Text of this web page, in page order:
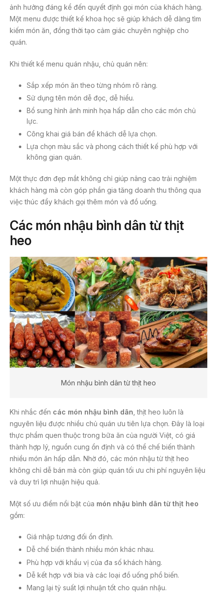
ảnh hưởng đáng kể đến quyết định gọi món của khách hàng.
Một menu được thiết kế khoa học sẽ giúp khách dễ dàng tìm
kiếm món ăn, đồng thời tạo cảm giác chuyên nghiệp cho
quán.
Khi thiết kế menu quán nhậu, chủ quán nên:
Sắp xếp món ăn theo từng nhóm rõ ràng.
Sử dụng tên món dễ đọc, dễ hiểu.
Bổ sung hình ảnh minh họa hấp dẫn cho các món chủ
lực.
Công khai giá bán để khách dễ lựa chọn.
Lựa chọn màu sắc và phong cách thiết kế phù hợp với
không gian quán.
Một thực đơn đẹp mắt không chỉ giúp nâng cao trải nghiệm
khách hàng mà còn góp phần gia tăng doanh thu thông qua
việc thúc đẩy khách gọi thêm món và đồ uống.
Các món nhậu bình dân từ thịt
heo
Món nhậu bình dân từ thịt heo
Khi nhắc đến các món nhậu bình dân , thịt heo luôn là
nguyên liệu được nhiều chủ quán ưu tiên lựa chọn. Đây là loại
thực phẩm quen thuộc trong bữa ăn của người Việt, có giá
thành hợp lý, nguồn cung ổn định và có thể chế biến thành
nhiều món ăn hấp dẫn. Nhờ đó, các món nhậu từ thịt heo
không chỉ dễ bán mà còn giúp quán tối ưu chi phí nguyên liệu
và duy trì lợi nhuận hiệu quả.
Một số ưu điểm nổi bật của món nhậu bình dân từ thịt heo
gồm:
Giá nhập tương đối ổn định.
Dễ chế biến thành nhiều món khác nhau.
Phù hợp với khẩu vị của đa số khách hàng.
Dễ kết hợp với bia và các loại đồ uống phổ biến.
Mang lại tỷ suất lợi nhuận tốt cho quán nhậu.